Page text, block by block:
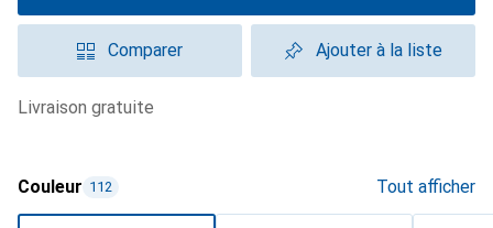
Comparer Ajouter à la liste
livraison gratuite
Couleur 112 Tout afficher